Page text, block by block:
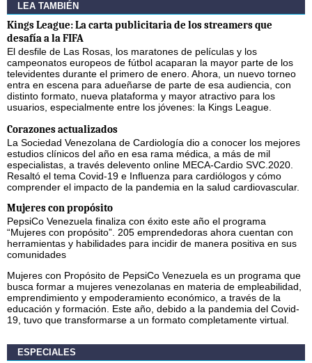
LEA TAMBIÉN
Kings League: La carta publicitaria de los streamers que
desafía a la FIFA
El desfile de Las Rosas, los maratones de películas y los
campeonatos europeos de fútbol acaparan la mayor parte de los
televidentes durante el primero de enero. Ahora, un nuevo torneo
entra en escena para adueñarse de parte de esa audiencia, con
distinto formato, nueva plataforma y mayor atractivo para los
usuarios, especialmente entre los jóvenes: la Kings League.
Corazones actualizados
La Sociedad Venezolana de Cardiología dio a conocer los mejores
estudios clínicos del año en esa rama médica, a más de mil
especialistas, a través delevento online MECA-Cardio SVC.2020.
Resaltó el tema Covid-19 e Influenza para cardiólogos y cómo
comprender el impacto de la pandemia en la salud cardiovascular.
Mujeres con propósito
PepsiCo Venezuela finaliza con éxito este año el programa
“Mujeres con propósito”. 205 emprendedoras ahora cuentan con
herramientas y habilidades para incidir de manera positiva en sus
comunidades
Mujeres con Propósito de PepsiCo Venezuela es un programa que
busca formar a mujeres venezolanas en materia de empleabilidad,
emprendimiento y empoderamiento económico, a través de la
educación y formación. Este año, debido a la pandemia del Covid-
19, tuvo que transformarse a un formato completamente virtual.
ESPECIALES